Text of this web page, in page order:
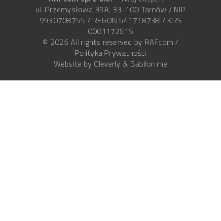
ul. Przemysłowa 39A, 33-100 Tarnów / NIP
9930708755 / REGON 541718738 / KRS
0001172615
© 2026 All rights reserved by RAFcom /
Polityka Prywatności
Website by Cleverly & Babilon.me